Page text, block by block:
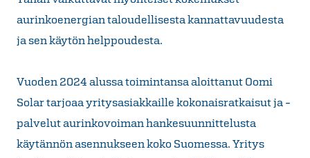
aurinkoenergian taloudellisesta kannattavuudesta
ja sen käytön helppoudesta.
Vuoden 2024 alussa toimintansa aloittanut Oomi
Solar tarjoaa yritysasiakkaille kokonaisratkaisut ja -
palvelut aurinkovoiman hankesuunnittelusta
käytännön asennukseen koko Suomessa. Yritys